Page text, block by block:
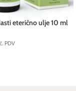
eterično ulje 10 ml
PDV